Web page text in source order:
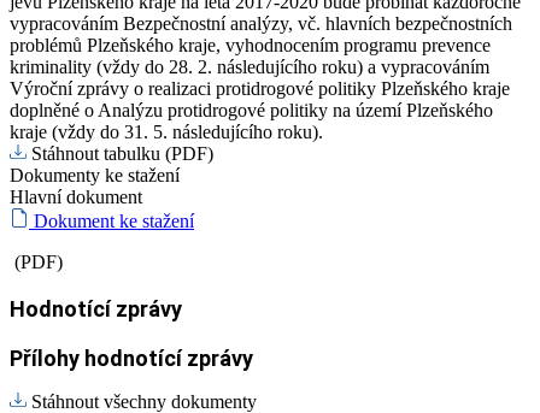
vypracováním Bezpečnostní analýzy, vč. hlavních bezpečnostních
problémů Plzeňského kraje, vyhodnocením programu prevence
kriminality (vždy do 28. 2. následujícího roku) a vypracováním
Výroční zprávy o realizaci protidrogové politiky Plzeňského kraje
doplněné o Analýzu protidrogové politiky na území Plzeňského
kraje (vždy do 31. 5. následujícího roku).
Stáhnout tabulku (PDF)
Dokumenty ke stažení
Hlavní dokument
Dokument ke stažení
(PDF)
Hodnotící zprávy
Přílohy hodnotící zprávy
Stáhnout všechny dokumenty